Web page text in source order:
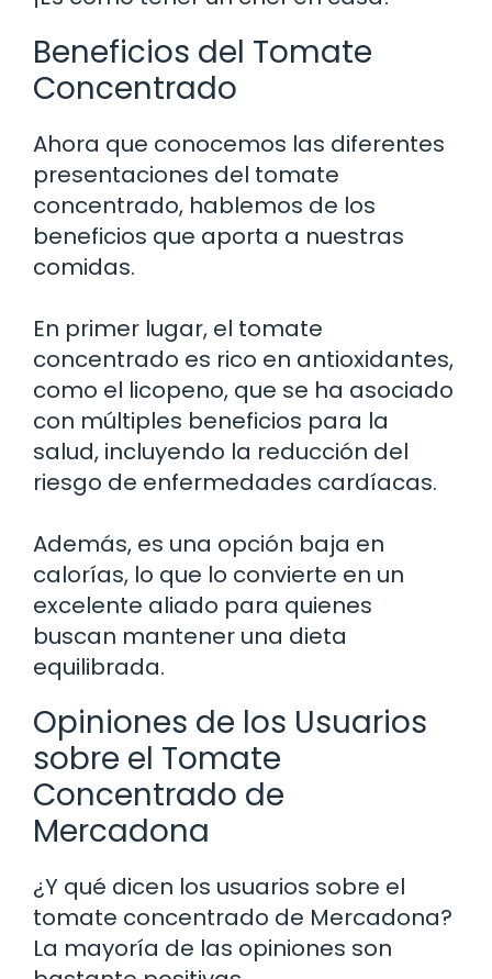
Beneficios del Tomate
Concentrado
Ahora que conocemos las diferentes
presentaciones del tomate
concentrado, hablemos de los
beneficios que aporta a nuestras
comidas.
En primer lugar, el tomate
concentrado es rico en antioxidantes,
como el licopeno, que se ha asociado
con múltiples beneficios para la
salud, incluyendo la reducción del
riesgo de enfermedades cardíacas.
Además, es una opción baja en
calorías, lo que lo convierte en un
excelente aliado para quienes
buscan mantener una dieta
equilibrada.
Opiniones de los Usuarios
sobre el Tomate
Concentrado de
Mercadona
¿Y qué dicen los usuarios sobre el
tomate concentrado de Mercadona?
La mayoría de las opiniones son